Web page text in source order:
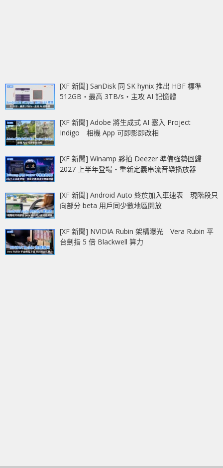
[XF 新聞] SanDisk 同 SK hynix 推出 HBF 標準
512GB‧最高 3TB/s‧主攻 AI 記憶體
[XF 新聞] Adobe 將生成式 AI 塞入 Project
Indigo 相機 App 可即影即改相
[XF 新聞] Winamp 夥拍 Deezer 準備強勢回歸
2027 上半年登場‧重新定義串流音樂播放器
[XF 新聞] Android Auto 終於加入車速表 現階段只
向部分 beta 用戶同少數地區開放
[XF 新聞] NVIDIA Rubin 架構曝光 Vera Rubin 平
台劍指 5 倍 Blackwell 算力